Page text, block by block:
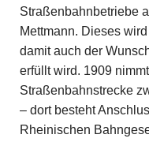
Straßenbahnbetriebe
Mettmann. Dieses
damit auch der
erfüllt wird. 1909
Straßenbahnstrecke
– dort besteht
Rheinischen